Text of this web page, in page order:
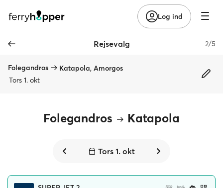
Log ind
Rejsevalg 2/5
Folegandros
Katapola, Amorgos
Tors 1. okt
Folegandros Katapola
Tors 1. okt